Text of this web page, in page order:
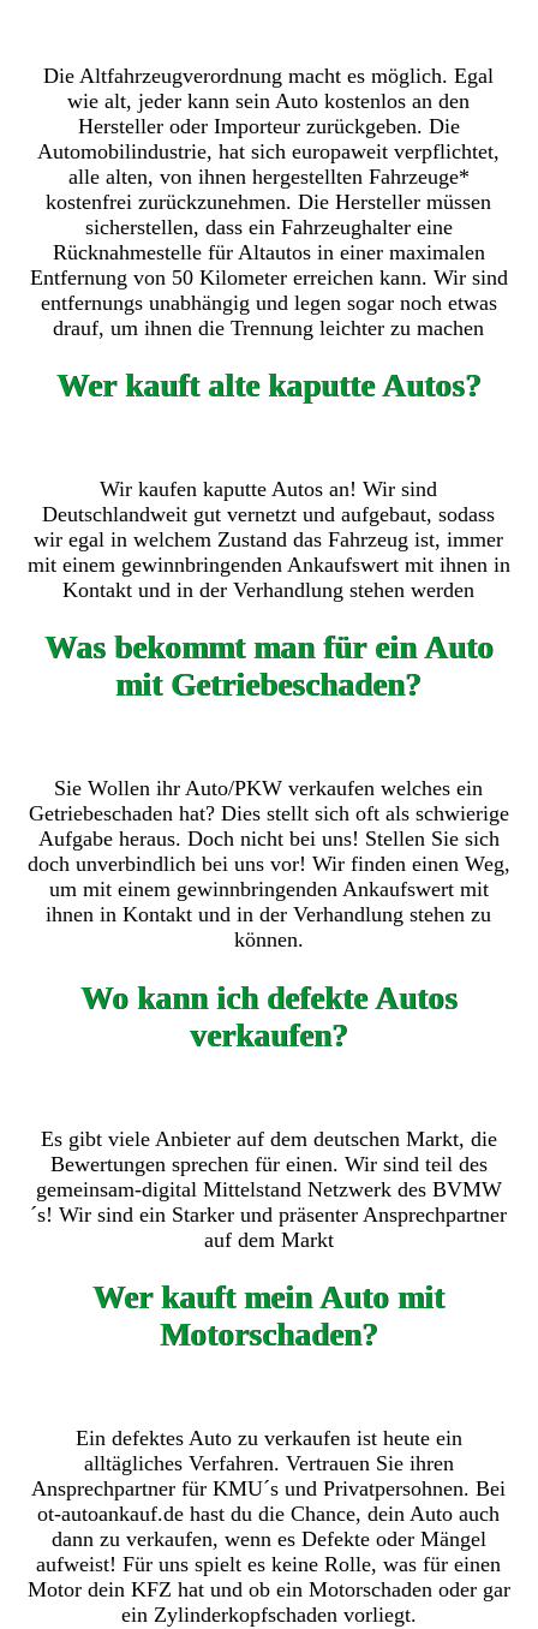
Die Altfahrzeugverordnung macht es möglich. Egal
wie alt, jeder kann sein Auto kostenlos an den
Hersteller oder Importeur zurückgeben. Die
Automobilindustrie, hat sich europaweit verpflichtet,
alle alten, von ihnen hergestellten Fahrzeuge*
kostenfrei zurückzunehmen. Die Hersteller müssen
sicherstellen, dass ein Fahrzeughalter eine
Rücknahmestelle für Altautos in einer maximalen
Entfernung von 50 Kilometer erreichen kann. Wir sind
entfernungs unabhängig und legen sogar noch etwas
drauf, um ihnen die Trennung leichter zu machen
Wer kauft alte kaputte Autos?
Wir kaufen kaputte Autos an! Wir sind
Deutschlandweit gut vernetzt und aufgebaut, sodass
wir egal in welchem Zustand das Fahrzeug ist, immer
mit einem gewinnbringenden Ankaufswert mit ihnen in
Kontakt und in der Verhandlung stehen werden
Was bekommt man für ein Auto
mit Getriebeschaden?
Sie Wollen ihr Auto/PKW verkaufen welches ein
Getriebeschaden hat? Dies stellt sich oft als schwierige
Aufgabe heraus. Doch nicht bei uns! Stellen Sie sich
doch unverbindlich bei uns vor! Wir finden einen Weg,
um mit einem gewinnbringenden Ankaufswert mit
ihnen in Kontakt und in der Verhandlung stehen zu
können.
Wo kann ich defekte Autos
verkaufen?
Es gibt viele Anbieter auf dem deutschen Markt, die
Bewertungen sprechen für einen. Wir sind teil des
gemeinsam-digital Mittelstand Netzwerk des BVMW
´s! Wir sind ein Starker und präsenter Ansprechpartner
auf dem Markt
Wer kauft mein Auto mit
Motorschaden?
Ein defektes Auto zu verkaufen ist heute ein
alltägliches Verfahren. Vertrauen Sie ihren
Ansprechpartner für KMU´s und Privatpersohnen. Bei
ot-autoankauf.de hast du die Chance, dein Auto auch
dann zu verkaufen, wenn es Defekte oder Mängel
aufweist! Für uns spielt es keine Rolle, was für einen
Motor dein KFZ hat und ob ein Motorschaden oder gar
ein Zylinderkopfschaden vorliegt.